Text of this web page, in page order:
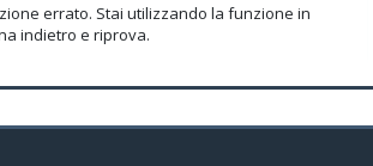
errato. Stai utilizzando la funzione in
indietro e riprova.